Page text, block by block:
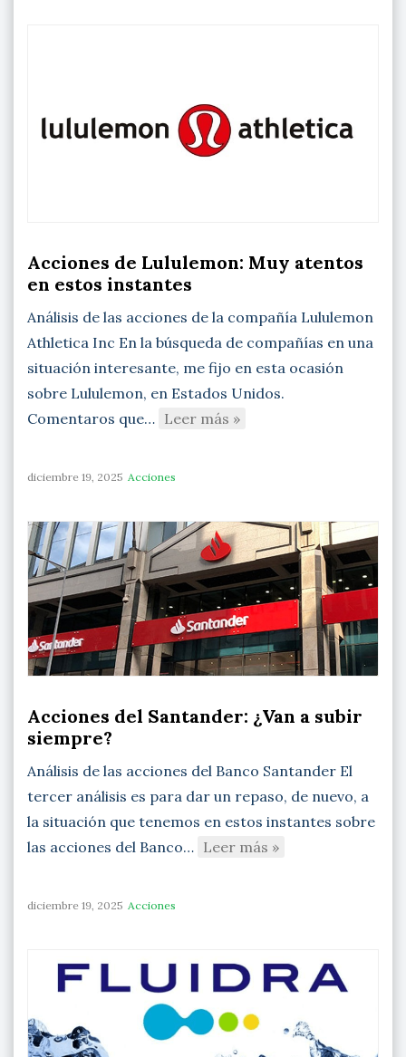
Acciones de Lululemon: Muy atentos
en estos instantes
Análisis de las acciones de la compañía Lululemon
Athletica Inc En la búsqueda de compañías en una
situación interesante, me fijo en esta ocasión
sobre Lululemon, en Estados Unidos.
Comentaros que… Leer más »
diciembre 19, 2025 Acciones
Acciones del Santander: ¿Van a subir
siempre?
Análisis de las acciones del Banco Santander El
tercer análisis es para dar un repaso, de nuevo, a
la situación que tenemos en estos instantes sobre
las acciones del Banco… Leer más »
diciembre 19, 2025 Acciones